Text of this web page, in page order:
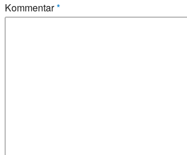
Kommentar*